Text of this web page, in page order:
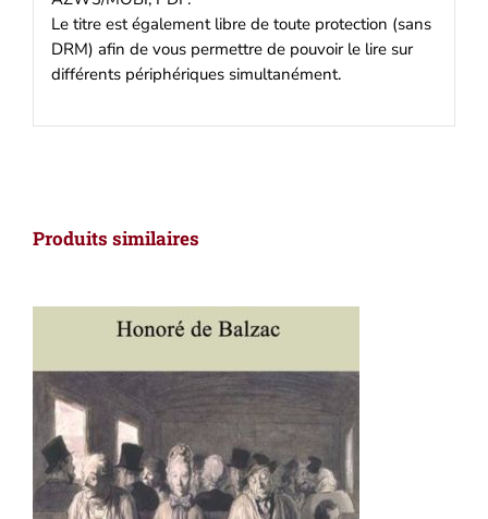
Le titre est également libre de toute protection (sans
DRM) afin de vous permettre de pouvoir le lire sur
différents périphériques simultanément.
Produits similaires